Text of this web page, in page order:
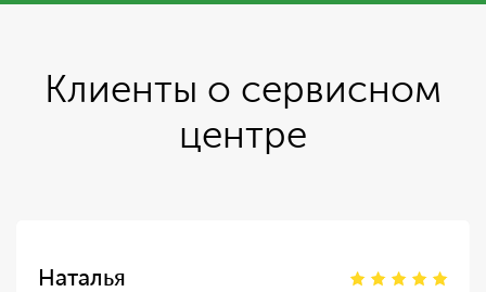
Клиенты о сервисном
центре
Наталья